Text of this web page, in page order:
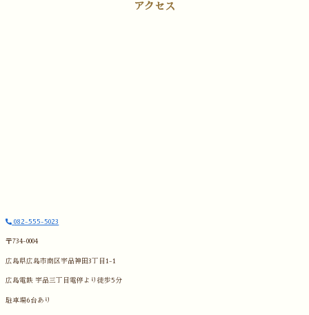
アクセス
082-555-5023
〒734-0004
広島県広島市南区宇品神田3丁目1-1
広島電鉄 宇品三丁目電停より徒歩5分
駐車場6台あり